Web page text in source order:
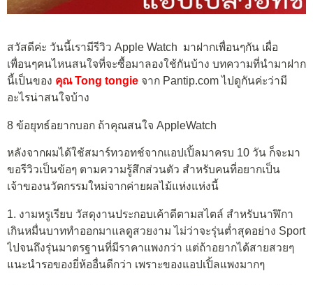
สวัสดีค่ะ วันนี้เรามีรีวิว Apple Watch มาฝากเพื่อนๆกัน เผื่อ
เพื่อนๆคนไหนสนใจที่จะซื้อมาลองใช้กันบ้าง บทความที่นำมาฝาก
นี้เป็นของ คุณ Tong tongie จาก Pantip.com ไปดูกันค่ะว่ามี
อะไรน่าสนใจบ้าง
8 ข้อยุทธ์อยากบอก ถ้าคุณสนใจ AppleWatch
หลังจากผมได้ใช้สมาร์ทวอทช์จากแอปเปิ้ลมาครบ 10 วัน ก็จะมา
ขอรีวิวเป็นข้อๆ ตามความรู้สึกส่วนตัว สำหรับคนที่อยากเป็น
เจ้าของนวัตกรรมใหม่จากค่ายผลไม้แห่งแห่งนี้
1. งามหรูเรียบ วัสดุงานประกอบเค้าดีตามสไตล์ สำหรับนาฬิกา
เกินหมื่นบาททำออกมาแลดูสวยงาม ไม่ว่าจะรุ่นต่ำสุดอย่าง Sport
ไปจนถึงรุ่นมาตรฐานที่มีราคาแพงกว่า แต่ถ้าอยากได้สายสวยๆ
แนะนำรอของยี่ห้ออื่นดีกว่า เพราะของแอปเปิ้ลแพงมากๆ